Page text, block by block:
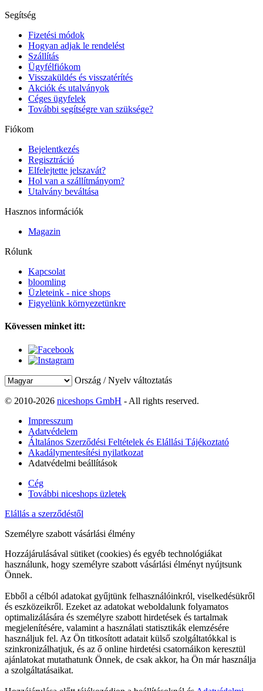
Segítség
Fizetési módok
Hogyan adjak le rendelést
Szállítás
Ügyfélfiókom
Visszaküldés és visszatérítés
Akciók és utalványok
Céges ügyfelek
További segítségre van szüksége?
Fiókom
Bejelentkezés
Regisztráció
Elfelejtette jelszavát?
Hol van a szállítmányom?
Utalvány beváltása
Hasznos információk
Magazin
Rólunk
Kapcsolat
bloomling
Üzleteink - nice shops
Figyelünk környezetünkre
Kövessen minket itt:
Ország / Nyelv változtatás
© 2010-2026 niceshops GmbH - All rights reserved.
Impresszum
Adatvédelem
Általános Szerződési Feltételek és Elállási Tájékoztató
Akadálymentesítési nyilatkozat
Adatvédelmi beállítások
Cég
További niceshops üzletek
Elállás a szerződéstől
Személyre szabott vásárlási élmény
Hozzájárulásával sütiket (cookies) és egyéb technológiákat
használunk, hogy személyre szabott vásárlási élményt nyújtsunk
Önnek.
Ebből a célból adatokat gyűjtünk felhasználóinkról, viselkedésükről
és eszközeikről. Ezeket az adatokat weboldalunk folyamatos
optimalizálására és személyre szabott hirdetések és tartalmak
megjelenítésére, valamint a használati statisztikák elemzésére
használjuk fel. Az Ön titkosított adatait külső szolgáltatókkal is
szinkronizálhatjuk, és az ő online hirdetési csatornáikon keresztül
ajánlatokat mutathatunk Önnek, de csak akkor, ha Ön már használja
a szolgáltatásaikat.